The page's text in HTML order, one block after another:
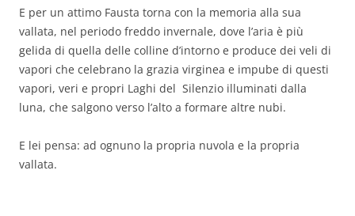
E per un attimo Fausta torna con la memoria alla sua
vallata, nel periodo freddo invernale, dove l’aria è più
gelida di quella delle colline d’intorno e produce dei veli di
vapori che celebrano la grazia virginea e impube di questi
vapori, veri e propri Laghi del Silenzio illuminati dalla
luna, che salgono verso l’alto a formare altre nubi.
E lei pensa: ad ognuno la propria nuvola e la propria
vallata.